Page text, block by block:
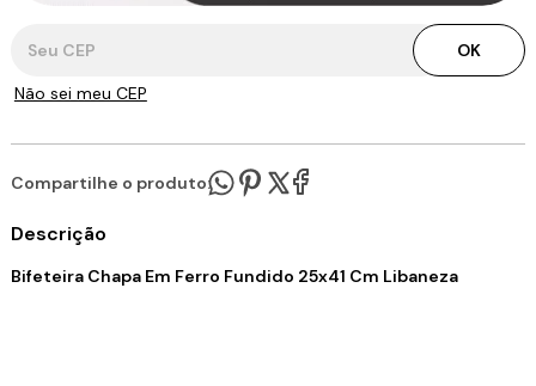
OK
Não sei meu CEP
Compartilhe o produto:
Descrição
Bifeteira Chapa Em Ferro Fundido 25x41 Cm Libaneza